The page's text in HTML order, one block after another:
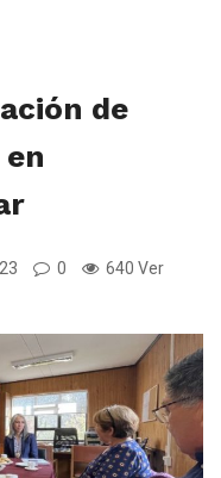
de
0 640 Ver